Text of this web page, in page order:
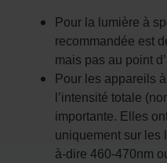
Pour la lumière à
recommandée est
mais pas au point
Pour les appareils
l’intensité totale
importante. Elles
uniquement sur les
à-dire 460-470nm